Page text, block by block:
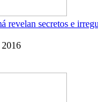
revelan secretos e